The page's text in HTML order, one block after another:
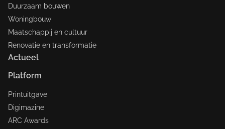
Duurzaam bouwen
Woningbouw
Maatschappij en cultuur
Renovatie en transformatie
Actueel
Platform
Printuitgave
Digimazine
ARC Awards